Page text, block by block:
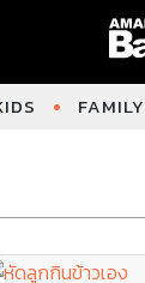
FAMILY